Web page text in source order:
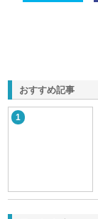
おすすめ記事
1